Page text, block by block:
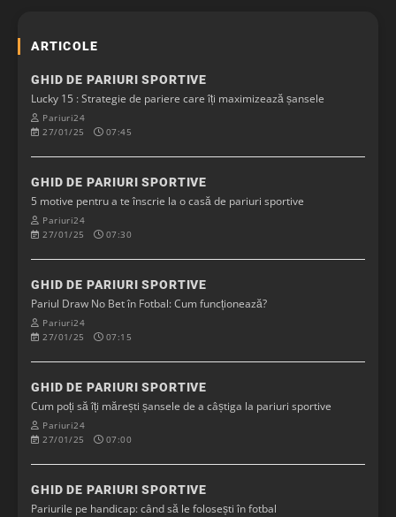
ARTICOLE
GHID DE PARIURI SPORTIVE
Lucky 15 : Strategie de pariere care îți maximizează șansele
Pariuri24
27/01/25
07:45
GHID DE PARIURI SPORTIVE
5 motive pentru a te înscrie la o casă de pariuri sportive
Pariuri24
27/01/25
07:30
GHID DE PARIURI SPORTIVE
Pariul Draw No Bet în Fotbal: Cum funcționează?
Pariuri24
27/01/25
07:15
GHID DE PARIURI SPORTIVE
Cum poți să îți mărești șansele de a câștiga la pariuri sportive
Pariuri24
27/01/25
07:00
GHID DE PARIURI SPORTIVE
Pariurile pe handicap: când să le folosești în fotbal